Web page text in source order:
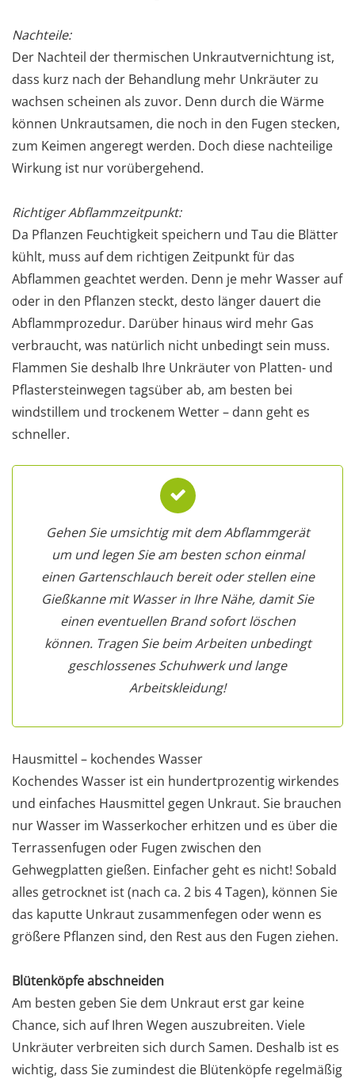
Nachteile:
Der Nachteil der thermischen Unkrautvernichtung ist,
dass kurz nach der Behandlung mehr Unkräuter zu
wachsen scheinen als zuvor. Denn durch die Wärme
können Unkrautsamen, die noch in den Fugen stecken,
zum Keimen angeregt werden. Doch diese nachteilige
Wirkung ist nur vorübergehend.
Richtiger Abflammzeitpunkt:
Da Pflanzen Feuchtigkeit speichern und Tau die Blätter
kühlt, muss auf dem richtigen Zeitpunkt für das
Abflammen geachtet werden. Denn je mehr Wasser auf
oder in den Pflanzen steckt, desto länger dauert die
Abflammprozedur. Darüber hinaus wird mehr Gas
verbraucht, was natürlich nicht unbedingt sein muss.
Flammen Sie deshalb Ihre Unkräuter von Platten- und
Pflastersteinwegen tagsüber ab, am besten bei
windstillem und trockenem Wetter – dann geht es
schneller.
Gehen Sie umsichtig mit dem Abflammgerät
um und legen Sie am besten schon einmal
einen Gartenschlauch bereit oder stellen eine
Gießkanne mit Wasser in Ihre Nähe, damit Sie
einen eventuellen Brand sofort löschen
können. Tragen Sie beim Arbeiten unbedingt
geschlossenes Schuhwerk und lange
Arbeitskleidung!
Hausmittel – kochendes Wasser
Kochendes Wasser ist ein hundertprozentig wirkendes
und einfaches Hausmittel gegen Unkraut. Sie brauchen
nur Wasser im Wasserkocher erhitzen und es über die
Terrassenfugen oder Fugen zwischen den
Gehwegplatten gießen. Einfacher geht es nicht! Sobald
alles getrocknet ist (nach ca. 2 bis 4 Tagen), können Sie
das kaputte Unkraut zusammenfegen oder wenn es
größere Pflanzen sind, den Rest aus den Fugen ziehen.
Blütenköpfe abschneiden
Am besten geben Sie dem Unkraut erst gar keine
Chance, sich auf Ihren Wegen auszubreiten. Viele
Unkräuter verbreiten sich durch Samen. Deshalb ist es
wichtig, dass Sie zumindest die Blütenköpfe regelmäßig